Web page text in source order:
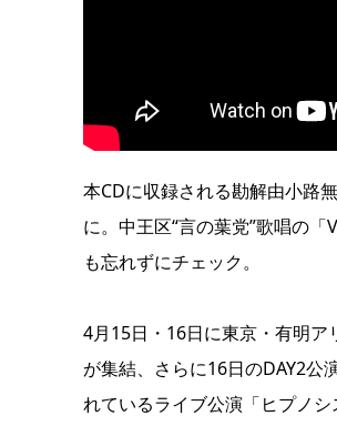
本CDに収録される勘解由小路
に。中王区“言の葉党”歌唱の
も忘れずにチェック。
4月15日・16日に東京・有明
が集結、さらに16日のDAY2公
れているライブ公演「ヒプノ